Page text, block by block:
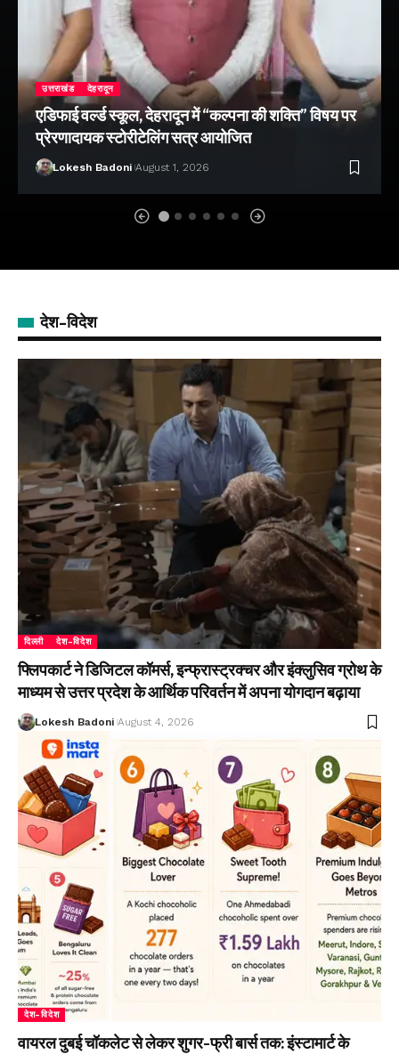
उत्तराखंड देहरादून
एडिफाई वर्ल्ड स्कूल, देहरादून में “कल्पना की शक्ति” विषय पर
प्रेरणादायक स्टोरीटेलिंग सत्र आयोजित
Lokesh Badoni August 1, 2026
देश-विदेश
दिल्ली देश-विदेश
फ्लिपकार्ट ने डिजिटल कॉमर्स, इन्फ्रास्ट्रक्चर और इंक्लुसिव ग्रोथ के
माध्यम से उत्तर प्रदेश के आर्थिक परिवर्तन में अपना योगदान बढ़ाया
Lokesh Badoni August 4, 2026
देश-विदेश
वायरल दुबई चॉकलेट से लेकर शुगर-फ्री बार्स तक: इंस्टामार्ट के